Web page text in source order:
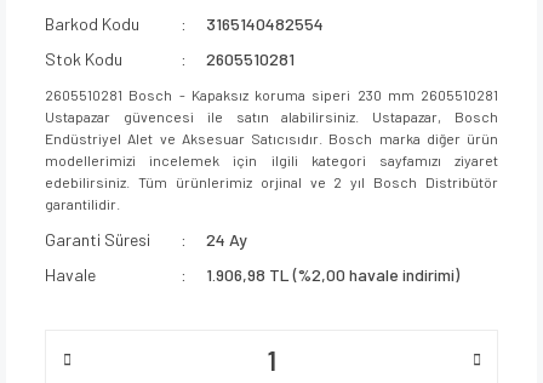
Barkod Kodu
3165140482554
Stok Kodu
2605510281
2605510281 Bosch - Kapaksız koruma siperi 230 mm 2605510281
Ustapazar güvencesi ile satın alabilirsiniz. Ustapazar, Bosch
Endüstriyel Alet ve Aksesuar Satıcısıdır. Bosch marka diğer ürün
modellerimizi incelemek için ilgili kategori sayfamızı ziyaret
edebilirsiniz. Tüm ürünlerimiz orjinal ve 2 yıl Bosch Distribütör
garantilidir.
Garanti Süresi
24 Ay
Havale
1.906,98 TL (%2,00 havale indirimi)